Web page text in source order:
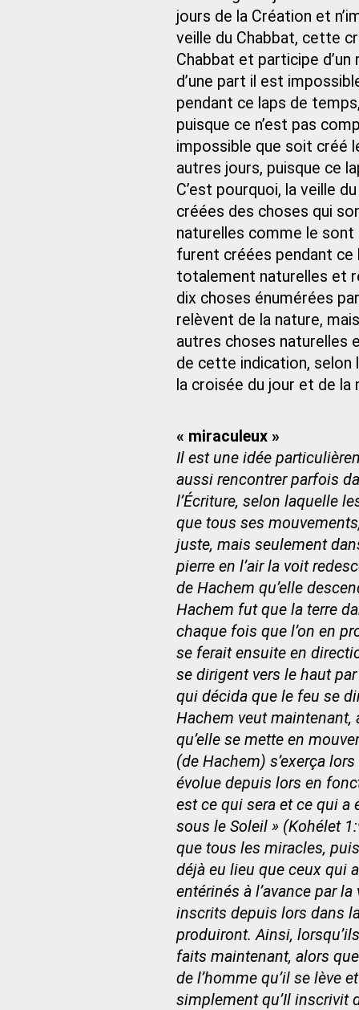
jours de la Création et
veille du Chabbat, cette
Chabbat et participe d’un
d’une part il est
pendant ce laps de
puisque ce n’est pas
impossible que soit créé
autres jours, puisque ce
C’est pourquoi, la veille
créées des choses qui
naturelles comme le
furent créées pendant
totalement naturelles et
dix choses énumérées
relèvent de la nature,
autres choses naturelles
de cette indication, selon
la croisée du jour et de la
« miraculeux »
Il est une idée
aussi rencontrer parfois
l’Écriture, selon laquelle
que tous ses
juste, mais seulement
pierre en l’air la voit
de Hachem qu’elle
Hachem fut que la terre
chaque fois que l’on en
se ferait ensuite en
se dirigent vers le haut
qui décida que le feu se
Hachem veut maintenant,
qu’elle se mette en
(de Hachem) s’exerça
évolue depuis lors en
est ce qui sera et ce qui a
sous le Soleil » (Kohélet
que tous les miracles,
déjà eu lieu que ceux qui
entérinés à l’avance par
inscrits depuis lors dans
produiront. Ainsi,
faits maintenant, alors
de l’homme qu’il se lève
simplement qu’Il inscrivit